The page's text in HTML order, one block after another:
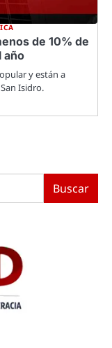
de 10% de
año
y están a
Isidro.
Buscar